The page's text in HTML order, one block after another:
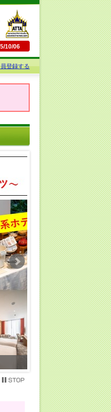
10/06
登録する
【～2024年10月31日ま